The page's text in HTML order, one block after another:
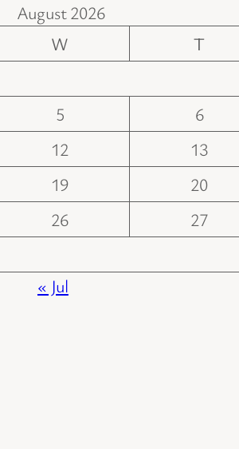
August 2026
W T
5 6
12 13
19 20
26 27
« Jul